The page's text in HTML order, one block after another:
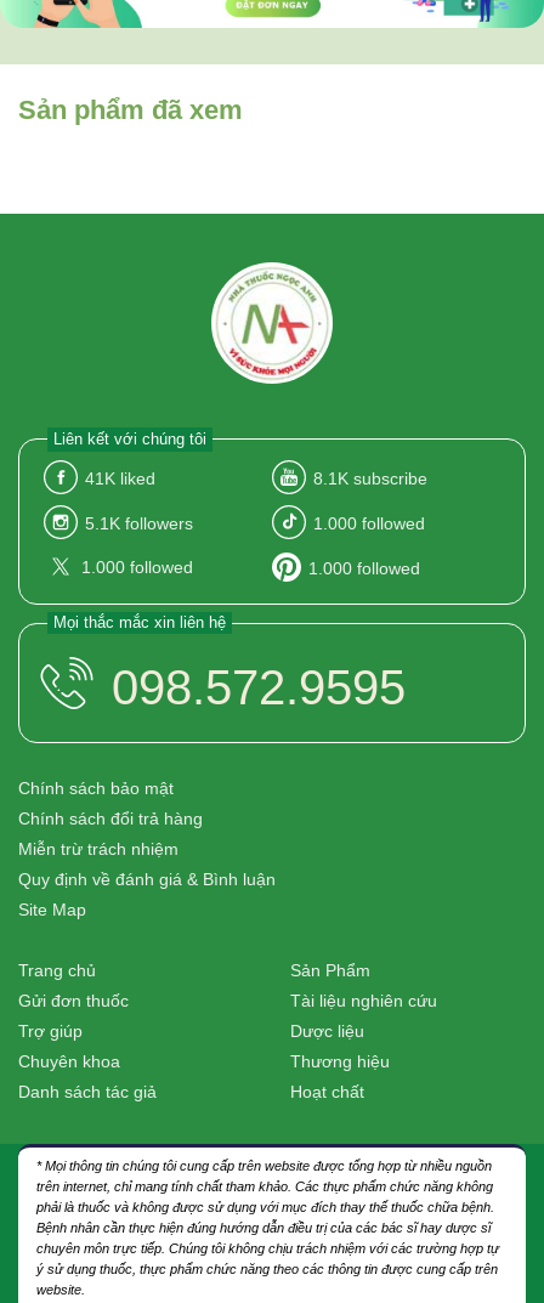
Sản phẩm đã xem
Liên kết với chúng tôi
41K liked 8.1K subscribe
5.1K followers 1.000 followed
1.000 followed 1.000 followed
Mọi thắc mắc xin liên hệ
098.572.9595
Chính sách bảo mật
Chính sách đổi trả hàng
Miễn trừ trách nhiệm
Quy định về đánh giá & Bình luận
Site Map
Trang chủ
Gửi đơn thuốc
Trợ giúp
Chuyên khoa
Danh sách tác giả
Sản Phẩm
Tài liệu nghiên cứu
Dược liệu
Thương hiệu
Hoạt chất
* Mọi thông tin chúng tôi cung cấp trên website được tổng hợp từ nhiều nguồn
trên internet, chỉ mang tính chất tham khảo. Các thực phẩm chức năng không
phải là thuốc và không được sử dụng với mục đích thay thế thuốc chữa bệnh.
Bệnh nhân cần thực hiện đúng hướng dẫn điều trị của các bác sĩ hay dược sĩ
chuyên môn trực tiếp. Chúng tôi không chịu trách nhiệm với các trường hợp tự
ý sử dụng thuốc, thực phẩm chức năng theo các thông tin được cung cấp trên
website.